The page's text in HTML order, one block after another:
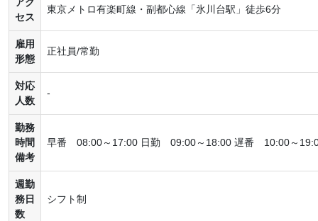
アク
セス
東京メトロ有楽町線・副都心線「氷川台駅」徒歩6分
雇用
形態
正社員/常勤
対応
人数
-
勤務
時間
備考
早番 08:00～17:00 日勤 09:00～18:00 遅番 10:00～
週勤
務日
数
シフト制